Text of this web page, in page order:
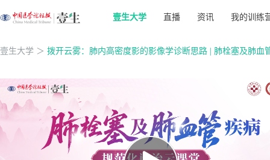
壹生大学 直播 资讯 我的训练
壹生大学 ＞ 拨开云雾：肺内高密度影的影像学诊断思路 | 肺栓塞及肺血